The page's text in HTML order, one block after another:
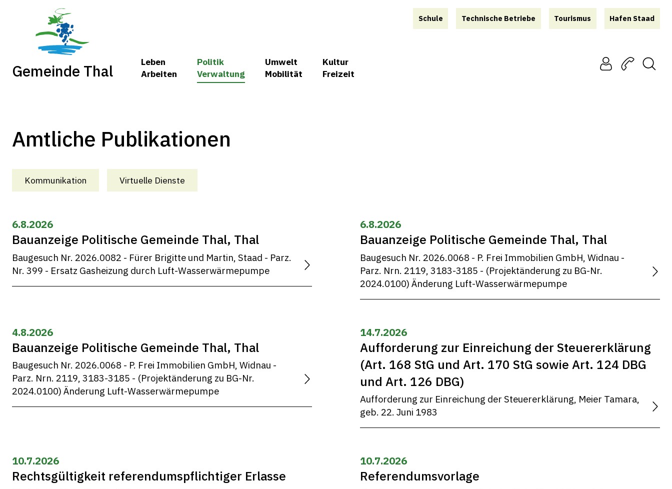
Gemeinde Thal
Leben
Arbeiten
Politik
Verwaltung
Umwelt
Mobilität
Kultur
Freizeit
Schule Technische Betriebe Tourismus Hafen Staad
Amtliche Publikationen
Kommunikation Virtuelle Dienste
6.8.2026
Bauanzeige Politische Gemeinde Thal, Thal
Baugesuch Nr. 2026.0082 - Fürer Brigitte und Martin, Staad - Parz.
Nr. 399 - Ersatz Gasheizung durch Luft-Wasserwärmepumpe
6.8.2026
Bauanzeige Politische Gemeinde Thal, Thal
Baugesuch Nr. 2026.0068 - P. Frei Immobilien GmbH, Widnau -
Parz. Nrn. 2119, 3183-3185 - (Projektänderung zu BG-Nr.
2024.0100) Änderung Luft-Wasserwärmepumpe
4.8.2026
Bauanzeige Politische Gemeinde Thal, Thal
Baugesuch Nr. 2026.0068 - P. Frei Immobilien GmbH, Widnau -
Parz. Nrn. 2119, 3183-3185 - (Projektänderung zu BG-Nr.
2024.0100) Änderung Luft-Wasserwärmepumpe
14.7.2026
Aufforderung zur Einreichung der Steuererklärung
(Art. 168 StG und Art. 170 StG sowie Art. 124 DBG
und Art. 126 DBG)
Aufforderung zur Einreichung der Steuererklärung, Meier Tamara,
geb. 22. Juni 1983
10.7.2026
Rechtsgültigkeit referendumspflichtiger Erlasse
10.7.2026
Referendumsvorlage